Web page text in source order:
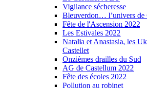
Vigilance sécheresse
Bleuverdon… l’univers de
Fête de l'Ascension 2022
Les Estivales 2022
Natalia et Anastasia, les
Castellet
Onzièmes drailles du Sud
AG de Castellum 2022
Fête des écoles 2022
Pollution au robinet